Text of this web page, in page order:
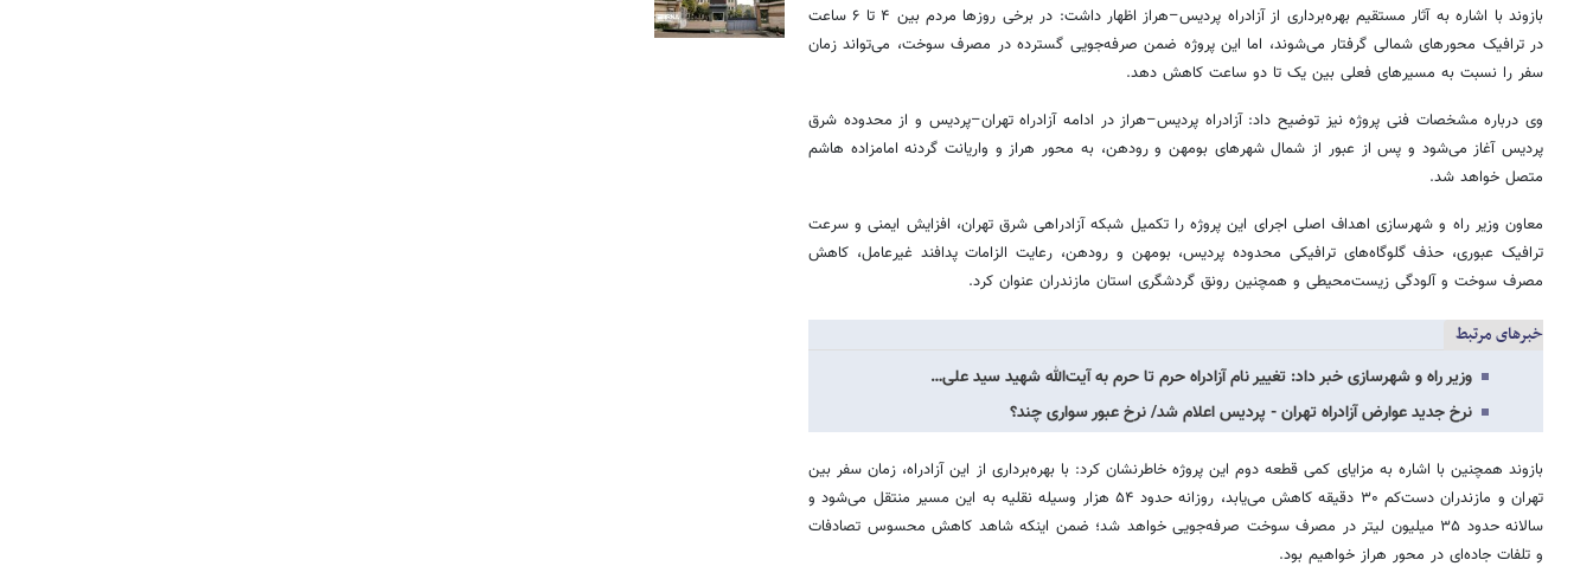
بازوند با اشاره به آثار مستقیم بهره‌برداری از آزادراه پردیس–هراز اظهار داشت: در برخی روزها مردم بین ۴ تا ۶ ساعت
در ترافیک محورهای شمالی گرفتار می‌شوند، اما این پروژه ضمن صرفه‌جویی گسترده در مصرف سوخت، می‌تواند زمان
سفر را نسبت به مسیرهای فعلی بین یک تا دو ساعت کاهش دهد.
وی درباره مشخصات فنی پروژه نیز توضیح داد: آزادراه پردیس–هراز در ادامه آزادراه تهران–پردیس و از محدوده شرق
پردیس آغاز می‌شود و پس از عبور از شمال شهرهای بومهن و رودهن، به محور هراز و واریانت گردنه امامزاده هاشم
متصل خواهد شد.
معاون وزیر راه و شهرسازی اهداف اصلی اجرای این پروژه را تکمیل شبکه آزادراهی شرق تهران، افزایش ایمنی و سرعت
ترافیک عبوری، حذف گلوگاه‌های ترافیکی محدوده پردیس، بومهن و رودهن، رعایت الزامات پدافند غیرعامل، کاهش
مصرف سوخت و آلودگی زیست‌محیطی و همچنین رونق گردشگری استان مازندران عنوان کرد.
خبرهای مرتبط
وزیر راه و شهرسازی خبر داد: تغییر نام آزادراه حرم تا حرم به آیت‌الله شهید سید علی…
نرخ جدید عوارض آزادراه تهران - پردیس اعلام شد/ نرخ عبور سواری چند؟
بازوند همچنین با اشاره به مزایای کمی قطعه دوم این پروژه خاطرنشان کرد: با بهره‌برداری از این آزادراه، زمان سفر بین
تهران و مازندران دست‌کم ۳۰ دقیقه کاهش می‌یابد، روزانه حدود ۵۴ هزار وسیله نقلیه به این مسیر منتقل می‌شود و
سالانه حدود ۳۵ میلیون لیتر در مصرف سوخت صرفه‌جویی خواهد شد؛ ضمن اینکه شاهد کاهش محسوس تصادفات
و تلفات جاده‌ای در محور هراز خواهیم بود.